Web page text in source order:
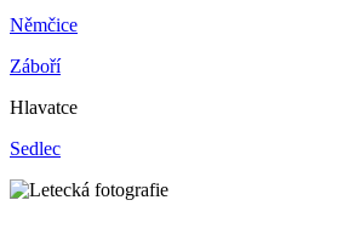
Němčice
Záboří
Hlavatce
Sedlec